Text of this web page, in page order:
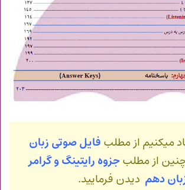
میکنیم از مطلب فایل صوتی زبان
از مطلبجزوه رایتینگ و گرامر
دهم دیدن فرمایید.